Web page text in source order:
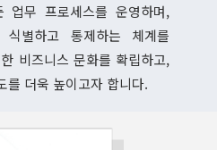
업무 프로세스를 운영하며,
별하고 통제하는 체계를
비즈니스 문화를 확립하고,
를 더욱 높이고자 합니다.